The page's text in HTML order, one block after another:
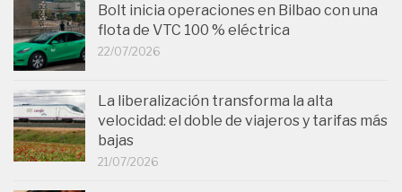
Bolt inicia operaciones en Bilbao con una
flota de VTC 100 % eléctrica
22/07/2026
La liberalización transforma la alta
velocidad: el doble de viajeros y tarifas más
bajas
21/07/2026